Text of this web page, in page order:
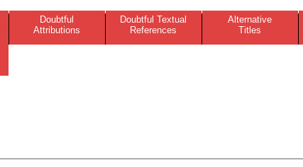
Doubtful
Attributions
Doubtful Textual
References
Alternative
Titles